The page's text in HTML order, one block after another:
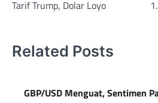
Tarif Trump, Dolar Loyo
Related Posts
GBP/USD Menguat, Sentimen